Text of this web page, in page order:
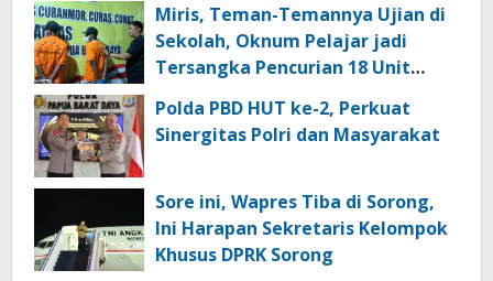
Miris, Teman-Temannya Ujian di
Sekolah, Oknum Pelajar jadi
Tersangka Pencurian 18 Unit
Polda PBD HUT ke-2, Perkuat
Sinergitas Polri dan Masyarakat
Sore ini, Wapres Tiba di Sorong,
Ini Harapan Sekretaris Kelompok
Khusus DPRK Sorong